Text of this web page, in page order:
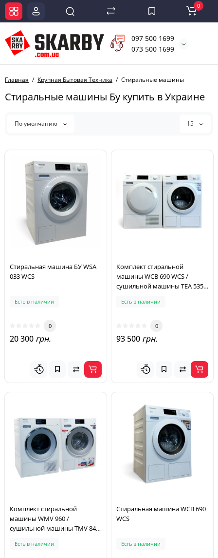
097 500 1699
073 500 1699
0
Главная Крупная Бытовая Техника Стиральные машины
Стиральные машины Бу купить в Украине
По умолчанию 15
Стиральная машина БУ WSA
033 WCS
Есть в наличии
0
20 300 грн.
Комплект стиральной
машины WCB 690 WCS /
сушильной машины TEA 535
Есть в наличии
0
93 500 грн.
Комплект стиральной
машины WMV 960 /
сушильной машины TMV 843
Есть в наличии
Стиральная машина WCB 690
WCS
Есть в наличии